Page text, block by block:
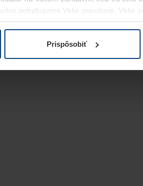
potrebujeme Vaše povolenie. Vaše
Vyhlásenie o ochrane osobných
Prispôsobiť